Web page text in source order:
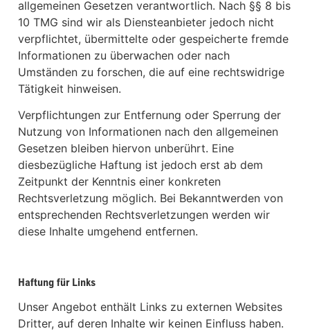
allgemeinen Gesetzen verantwortlich. Nach §§ 8 bis
10 TMG sind wir als Diensteanbieter jedoch nicht
verpflichtet, übermittelte oder gespeicherte fremde
Informationen zu überwachen oder nach
Umständen zu forschen, die auf eine rechtswidrige
Tätigkeit hinweisen.
Verpflichtungen zur Entfernung oder Sperrung der
Nutzung von Informationen nach den allgemeinen
Gesetzen bleiben hiervon unberührt. Eine
diesbezügliche Haftung ist jedoch erst ab dem
Zeitpunkt der Kenntnis einer konkreten
Rechtsverletzung möglich. Bei Bekanntwerden von
entsprechenden Rechtsverletzungen werden wir
diese Inhalte umgehend entfernen.
Haftung für Links
Unser Angebot enthält Links zu externen Websites
Dritter, auf deren Inhalte wir keinen Einfluss haben.